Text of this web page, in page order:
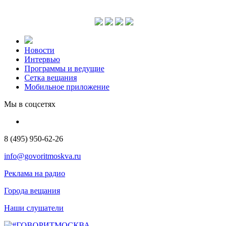
Новости
Интервью
Программы и ведущие
Сетка вещания
Мобильное приложение
Мы в соцсетях
8 (495) 950-62-26
info@govoritmoskva.ru
Реклама на радио
Города вещания
Наши слушатели